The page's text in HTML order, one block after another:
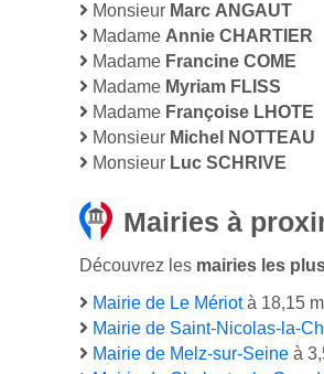
Monsieur Marc ANGAUT
Madame Annie CHARTIER
Madame Francine COME
Madame Myriam FLISS
Madame Françoise LHOTE
Monsieur Michel NOTTEAU
Monsieur Luc SCHRIVE
Mairies à
Découvrez les mairies les
Mairie de Le Mériotà 18,15 m
Mairie de Saint-Nicolas-la-
Mairie de Melz-sur-Seine à